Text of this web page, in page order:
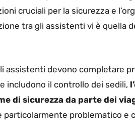
cruciali per la sicurezza e
tra gli assistenti vi è quella
assistenti devono completare
includono il controllo dei sedili,
di sicurezza da parte dei
particolarmente problematico e